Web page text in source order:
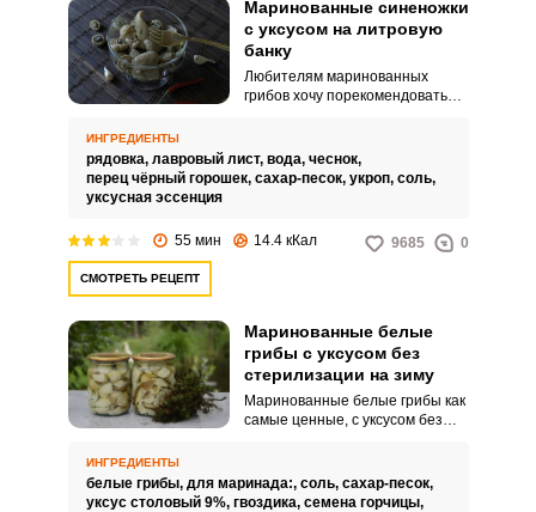
Маринованные синеножки
с уксусом на литровую
банку
Любителям маринованных
грибов хочу порекомендовать
синеножек с уксусом на
литровую банку. Ароматные
таких объемах синеножки
хорошо расходятся и не
ИНГРЕДИЕНТЫ
рядовка, лавровый лист, вода, чеснок,
перец чёрный горошек, сахар-песок, укроп, соль,
уксусная эссенция
55 мин 14.4 кКал 9685 0
СМОТРЕТЬ РЕЦЕПТ
Маринованные белые
грибы с уксусом без
стерилизации на зиму
Маринованные белые грибы как
самые ценные, с уксусом без
особенно хороши для супов,
слоеных салатов и других блюд,
ИНГРЕДИЕНТЫ
белые грибы, для маринада:, соль, сахар-песок,
уксус столовый 9%, гвоздика, семена горчицы,